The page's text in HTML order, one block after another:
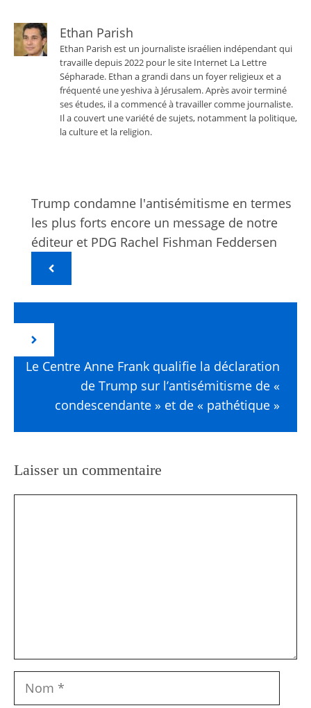
Ethan Parish
Ethan Parish est un journaliste israélien indépendant qui
travaille depuis 2022 pour le site Internet La Lettre
Sépharade. Ethan a grandi dans un foyer religieux et a
fréquenté une yeshiva à Jérusalem. Après avoir terminé
ses études, il a commencé à travailler comme journaliste.
Il a couvert une variété de sujets, notamment la politique,
la culture et la religion.
Trump condamne l'antisémitisme en termes
les plus forts encore un message de notre
éditeur et PDG Rachel Fishman Feddersen
Le Centre Anne Frank qualifie la déclaration
de Trump sur l’antisémitisme de «
condescendante » et de « pathétique »
Laisser un commentaire
Nom